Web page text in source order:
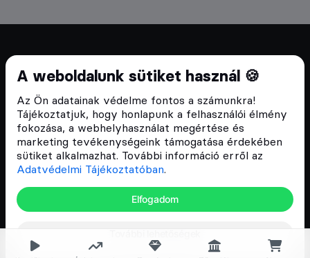
A weboldalunk sütiket használ 🍪
Az Ön adatainak védelme fontos a számunkra!
Tájékoztatjuk, hogy honlapunk a felhasználói élmény
fokozása, a webhelyhasználat megértése és
marketing tevékenységeink támogatása érdekében
sütiket alkalmazhat. További információ erről az
Adatvédelmi Tájékoztatóban.
Elfogadom
Cryptofalka 2018 óta
Szívünkön viseljük a blokklánc technológia
népszerűsítését Magyarországon, ezért 2018 óta a
Cryptofalka célja, hogy biztosítsa a hazai közösség
és vállalatok digitális oktatását és fejlődését.
Oldalak
Árfolyamok